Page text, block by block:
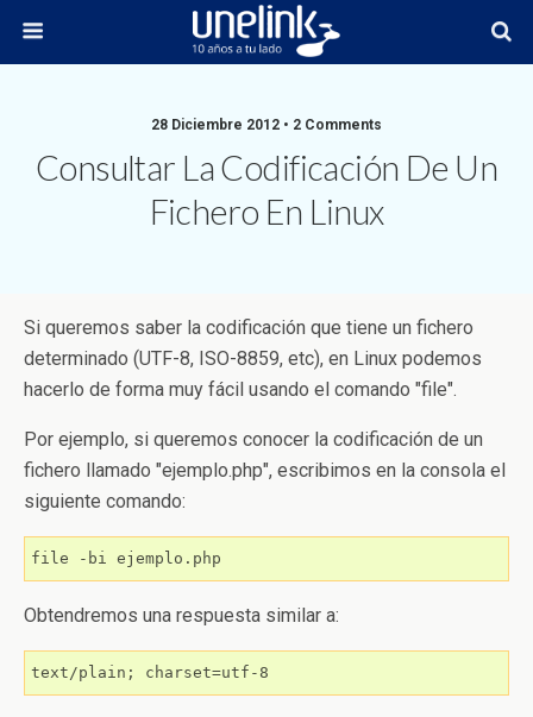
28 Diciembre 2012 • 2 Comments
Consultar La Codificación De Un
Fichero En Linux
Si queremos saber la codificación que tiene un fichero
determinado (UTF-8, ISO-8859, etc), en Linux podemos
hacerlo de forma muy fácil usando el comando "file".
Por ejemplo, si queremos conocer la codificación de un
fichero llamado "ejemplo.php", escribimos en la consola el
siguiente comando:
file -bi ejemplo.php
Obtendremos una respuesta similar a:
text/plain; charset=utf-8